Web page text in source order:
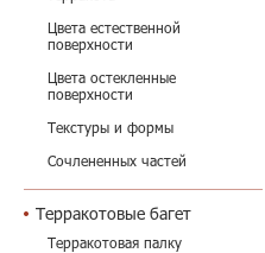
Цвета естественной
поверхности
Цвета остекленные
поверхности
Текстуры и формы
Сочлененных частей
Терракотовые багет
Терракотовая палку